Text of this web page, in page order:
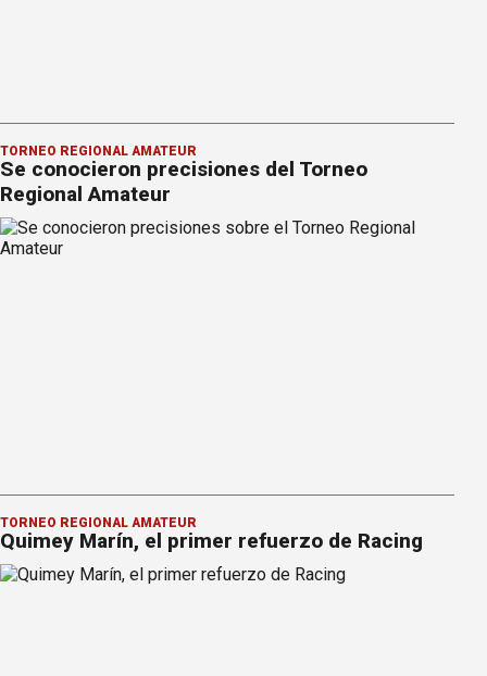
TORNEO REGIONAL AMATEUR
Se conocieron precisiones del Torneo
Regional Amateur
TORNEO REGIONAL AMATEUR
Quimey Marín, el primer refuerzo de Racing